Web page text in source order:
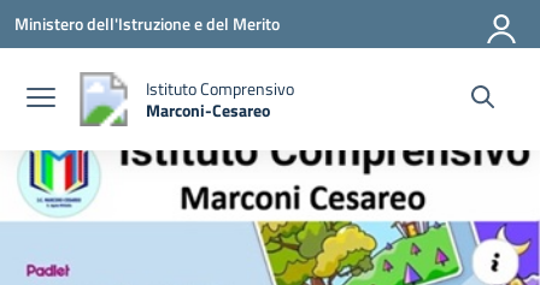
Vai ai contenuti
Vai al menu di navigazione
Vai al footer
Ministero dell'Istruzione e del Merito
Istituto Comprensivo
Marconi-Cesareo